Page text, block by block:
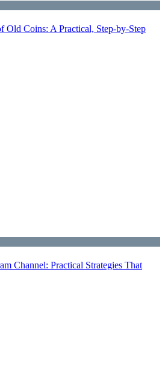
Old Coins: A Practical, Step-by-Step
Channel: Practical Strategies That